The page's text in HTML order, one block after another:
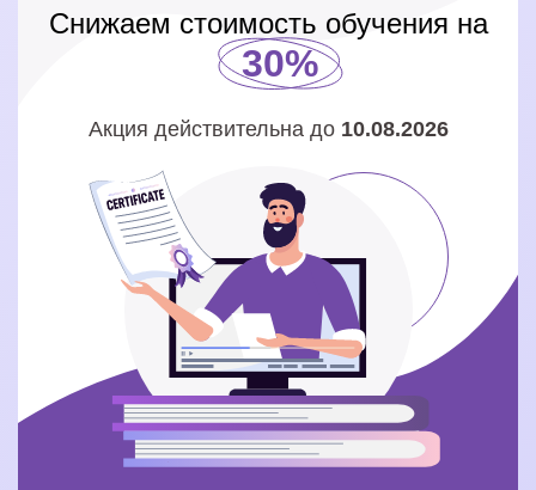
Снижаем стоимость обучения на
30%
Акция действительна до 10.08.2026